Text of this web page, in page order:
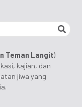
Teman Langit)
kajian, dan
jiwa yang